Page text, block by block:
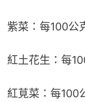
紫菜：每100公
紅土花生：每
紅莧菜：每100